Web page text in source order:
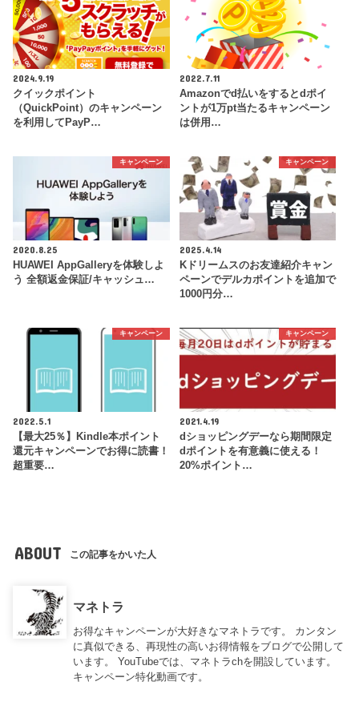
2024.9.19
クイックポイント
（QuickPoint）のキャンペーン
を利用してPayP…
2022.7.11
Amazonでd払いをするとdポイ
ントが1万pt当たるキャンペーン
は併用…
キャンペーン
2020.8.25
HUAWEI AppGalleryを体験しよ
う 全額返金保証/キャッシュ…
キャンペーン
2025.4.14
Kドリームスのお友達紹介キャン
ペーンでデルカポイントを追加で
1000円分…
キャンペーン
2022.5.1
【最大25％】Kindle本ポイント
還元キャンペーンでお得に読書！
超重要…
キャンペーン
2021.4.19
dショッピングデーなら期間限定
dポイントを有意義に使える！
20%ポイント…
ABOUT この記事をかいた人
マネトラ
お得なキャンペーンが大好きなマネトラです。 カンタン
に真似できる、再現性の高いお得情報をブログで公開して
います。 YouTubeでは、マネトラchを開設しています。
キャンペーン特化動画です。